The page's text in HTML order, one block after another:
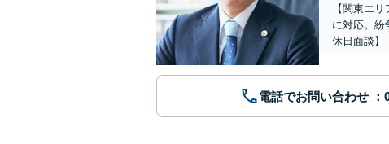
【関東エ
に対応。紛
休日面談】
電話でお問い合わせ